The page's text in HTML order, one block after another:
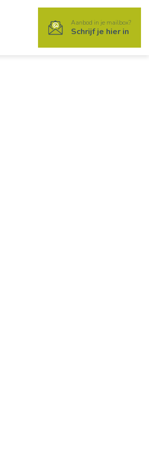
Aanbod in je mailbox?
Schrijf je hier in